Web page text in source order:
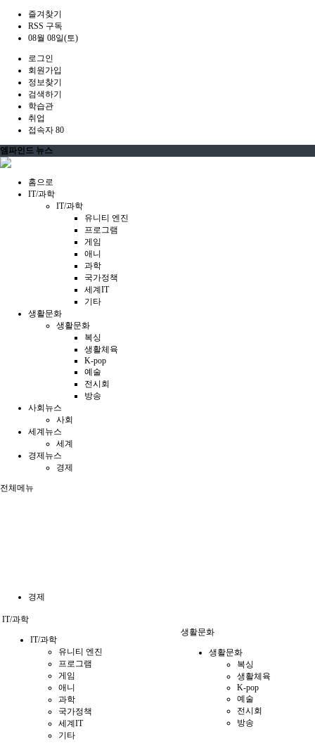
즐겨찾기
RSS 구독
08월 08일(토)
로그인
회원가입
정보찾기
검색하기
학습관
취업
접속자 80
엠파인드 뉴스
홈으로
IT/과학
IT/과학
유니티 엔진
프로그램
게임
애니
과학
국가정책
세계IT
기타
생활문화
생활문화
복싱
생활체육
K-pop
예술
전시회
방송
사회뉴스
사회
세계뉴스
세계
경제뉴스
경제
전체메뉴
경제
IT/과학
IT/과학
유니티 엔진
프로그램
게임
애니
과학
국가정책
세계IT
기타
생활문화
생활문화
복싱
생활체육
K-pop
예술
전시회
방송